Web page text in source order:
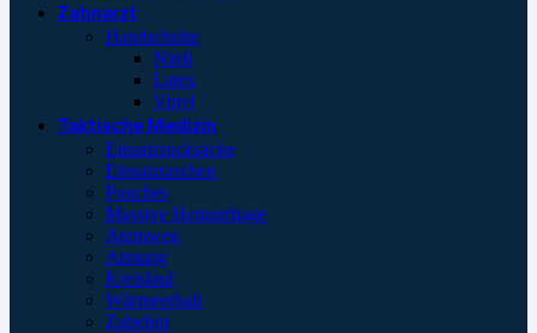
Zahnarzt
Handschuhe
Nitril
Latex
Vinyl
Taktische Medizin
Einsatzrucksäcke
Einsatztaschen
Pouches
Massive Hemorrhage
Atemweg
Atmung
Kreislauf
Wärmeerhalt
Zubehör